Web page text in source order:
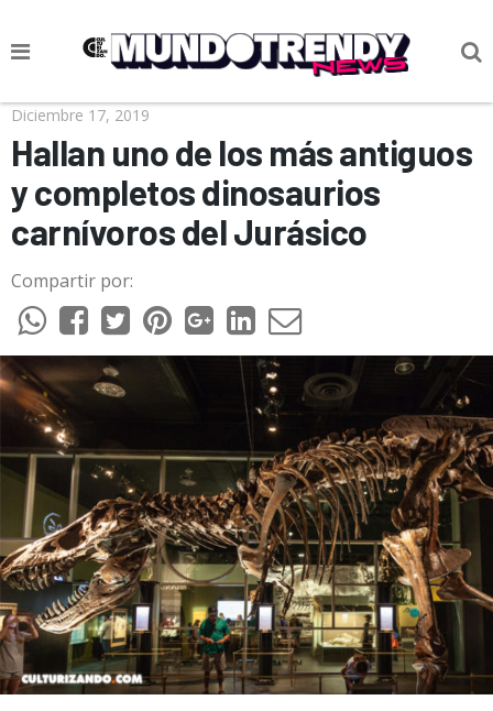
NOTICIAS
CULTURA POP
CIENCIA Y TECNOLOGÍA
VIDA
SOCIEDAD
CULTURIZANDO.COM
Diciembre 17, 2019
Hallan uno de los más antiguos
y completos dinosaurios
carnívoros del Jurásico
Compartir por: